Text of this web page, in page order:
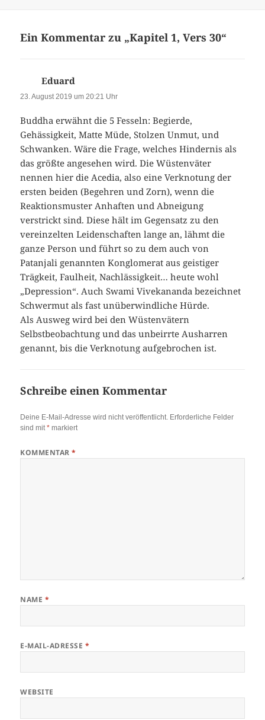
Ein Kommentar zu „Kapitel 1, Vers 30“
Eduard
23. August 2019 um 20:21 Uhr
Buddha erwähnt die 5 Fesseln: Begierde,
Gehässigkeit, Matte Müde, Stolzen Unmut, und
Schwanken. Wäre die Frage, welches Hindernis als
das größte angesehen wird. Die Wüstenväter
nennen hier die Acedia, also eine Verknotung der
ersten beiden (Begehren und Zorn), wenn die
Reaktionsmuster Anhaften und Abneigung
verstrickt sind. Diese hält im Gegensatz zu den
vereinzelten Leidenschaften lange an, lähmt die
ganze Person und führt so zu dem auch von
Patanjali genannten Konglomerat aus geistiger
Trägkeit, Faulheit, Nachlässigkeit… heute wohl
„Depression“. Auch Swami Vivekananda bezeichnet
Schwermut als fast unüberwindliche Hürde.
Als Ausweg wird bei den Wüstenvätern
Selbstbeobachtung und das unbeirrte Ausharren
genannt, bis die Verknotung aufgebrochen ist.
Schreibe einen Kommentar
Deine E-Mail-Adresse wird nicht veröffentlicht. Erforderliche Felder
sind mit* markiert
KOMMENTAR*
NAME *
E-MAIL-ADRESSE *
WEBSITE